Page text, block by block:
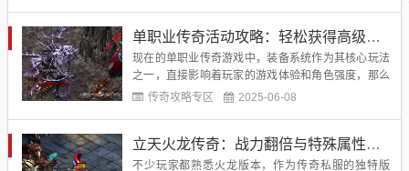
名怪物BOSS，除此以外，并没有其他的要求，所以
担心任务要求太高太难...
单职业传奇活动攻略：轻松获得高级装备提升战力
现在的单职业传奇游戏中，装备系统作为其核心玩法
之一，直接影响着玩家的游戏体验和角色强度，那么
游戏中如何得到极品装备呢？本文将系统性地分析当
传奇攻略专区 2025-06-08
立天火龙传奇：战力翻倍与特殊属性解锁攻略
不少玩家都熟悉火龙版本，作为传奇私服的独特版